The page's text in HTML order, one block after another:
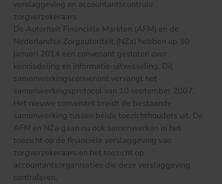
verslaggeving en accountantscontrole
zorgverzekeraars
De Autoriteit Financiële Markten (AFM) en de
Nederlandse Zorgautoriteit (NZa) hebben op 30
januari 2014 een convenant gesloten over
kennisdeling en informatie-uitwisseling. Dit
samenwerkingsconvenant vervangt het
samenwerkingsprotocol van 10 september 2007.
Het nieuwe convenant breidt de bestaande
samenwerking tussen beide toezichthouders uit. De
AFM en NZa gaan nu ook samenwerken in het
toezicht op de financiële verslaggeving van
zorgverzekeraars en het toezicht op
accountantsorganisaties die deze verslaggeving
controleren.